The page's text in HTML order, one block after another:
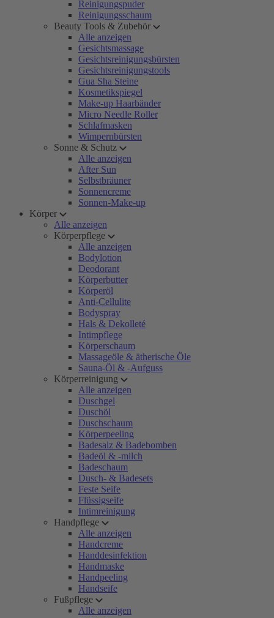
Reinigungspuder
Reinigungsschaum
Beauty Tools & Zubehör
Alle anzeigen
Gesichtsmassage
Gesichtsreinigungsbürsten
Gesichtsreinigungstools
Gua Sha Steine
Kosmetikspiegel
Make-up Haarbänder
Micro Needle Roller
Schlafmasken
Wimpernbürsten
Sonne & Schutz
Alle anzeigen
After Sun
Selbstbräuner
Sonnencreme
Sonnen-Make-up
Körper
Alle anzeigen
Körperpflege
Alle anzeigen
Bodylotion
Deodorant
Körperbutter
Körperöl
Anti-Cellulite
Bodyspray
Hals & Dekolleté
Intimpflege
Körperschaum
Massageöle & ätherische Öle
Sauna-Öl & -Aufguss
Körperreinigung
Alle anzeigen
Duschgel
Duschöl
Duschschaum
Körperpeeling
Badesalz & Badebomben
Badeöl & -milch
Badeschaum
Dusch- & Badesets
Feste Seife
Flüssigseife
Intimreinigung
Handpflege
Alle anzeigen
Handcreme
Handdesinfektion
Handmaske
Handpeeling
Handseife
Fußpflege
Alle anzeigen